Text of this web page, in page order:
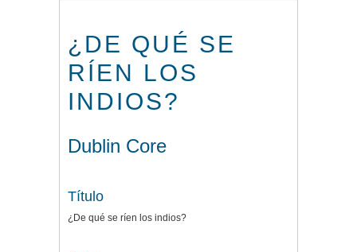
¿DE QUÉ SE
RÍEN LOS
INDIOS?
Dublin Core
Título
¿De qué se ríen los indios?